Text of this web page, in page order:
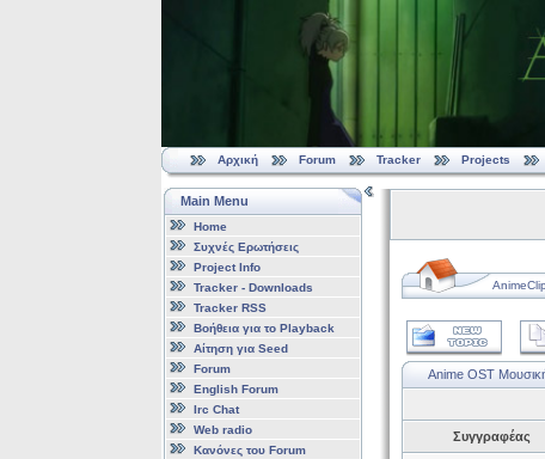
Αρχική Forum Tracker Projects
Main Menu
Home
Συχνές Ερωτήσεις
Project Info
Tracker - Downloads
Tracker RSS
Βοήθεια για το Playback
Αίτηση για Seed
Forum
English Forum
Irc Chat
Web radio
Κανόνες του Forum
Anime OST
Συγγραφέας